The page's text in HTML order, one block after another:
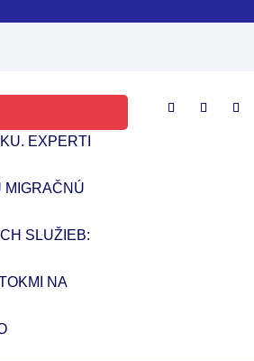
EXPERTI
MIGRAČNÚ
SLUŽIEB:
NA